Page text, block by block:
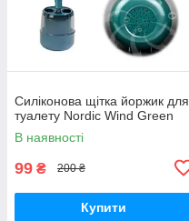
Силіконова щітка йоржик для
туалету Nordic Wind Green
В наявності
99 ₴ 200 ₴
Купити